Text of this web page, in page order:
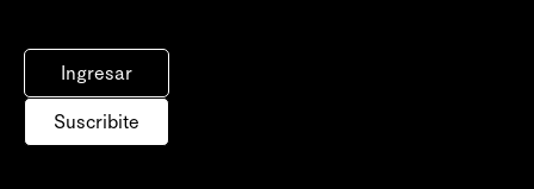
Ingresar
Suscribite